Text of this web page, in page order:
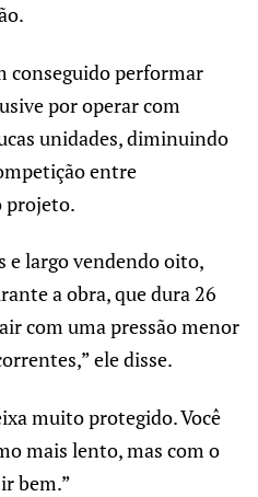
conseguido performar
por operar com
unidades, diminuindo
entre
projeto.
e largo vendendo oito,
a obra, que dura 26
com uma pressão menor
ele disse.
muito protegido. Você
mais lento, mas com o
bem.”